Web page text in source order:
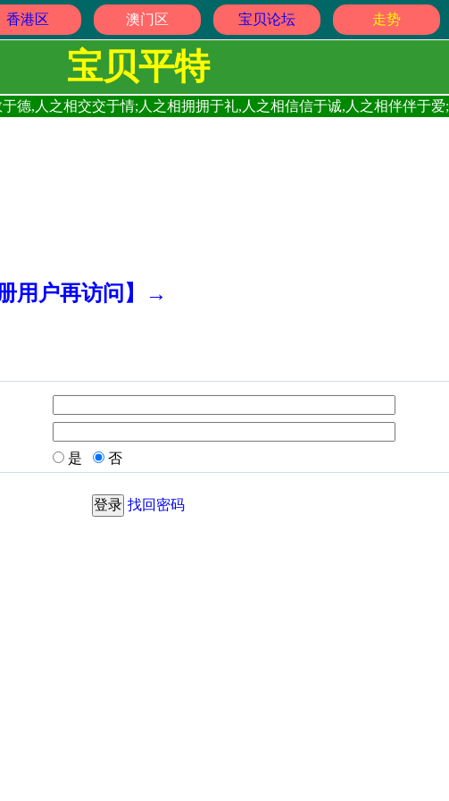
香港区 澳门区 宝贝论坛 走势
宝贝平特
德,人之相交交于情;人之相拥拥于礼,人之相信信于诚,人之相伴伴于爱;
用户再访问】→
是 否
找回密码